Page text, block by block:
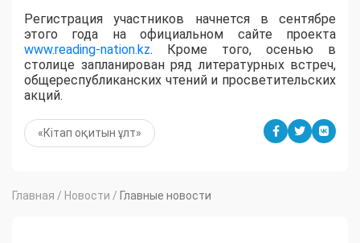
Регистрация участников начнется в сентябре
этого года на официальном сайте проекта
www.reading-nation.kz. Кроме того, осенью в
столице запланирован ряд литературных встреч,
общереспубликанских чтений и просветительских
акций.
«Кітап оқитын ұлт»
Главная / Новости / Главные новости